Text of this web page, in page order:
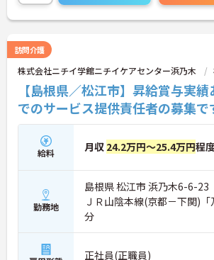
訪問介護
株式会社ニチイ学館ニチイケアセンター浜乃木
【島根県／松江市】昇給賞与実
でのサービス提供責任者の募集で
給料 月収 24.2万円～25.4万円程
勤務地
島根県 松江市 浜乃木6-6-23
ＪＲ山陰本線(京都－下関)
分
正社員(正職員)